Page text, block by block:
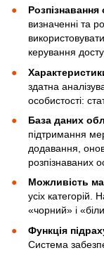
Розпізнавання
визначенні та
керування
здатна
особистості:
База даних
підтримання
додавання,
розпізнаваних
Можливість
усіх
«чорний» і
Функція
Система